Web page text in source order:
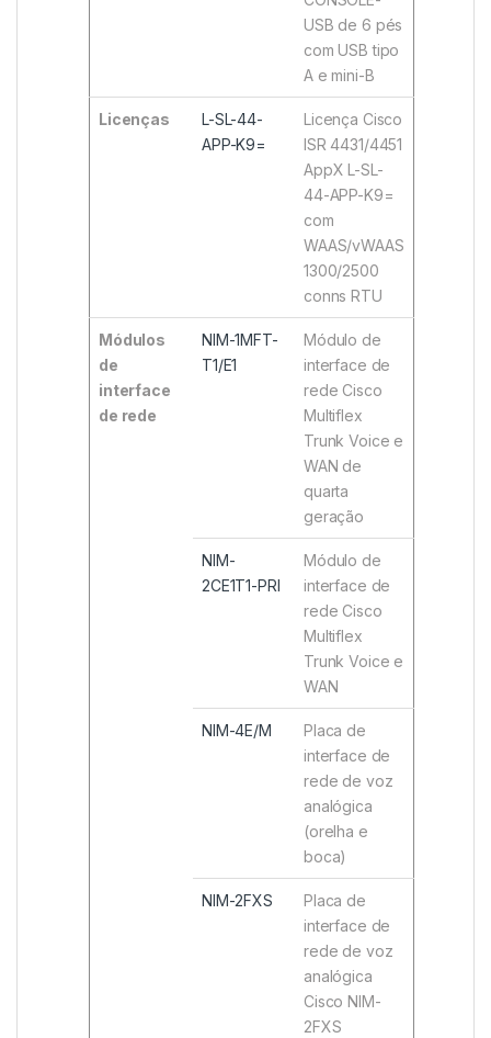
USB de 6 pés
com USB tipo
A e mini-B
Licenças
L-SL-44-
APP-K9=
Licença Cisco
ISR 4431/4451
AppX L-SL-
44-APP-K9=
com
WAAS/vWAAS
1300/2500
conns RTU
Módulos
de
interface
de rede
NIM-1MFT-
T1/E1
Módulo de
interface de
rede Cisco
Multiflex
Trunk Voice e
WAN de
quarta
geração
NIM-
2CE1T1-PRI
Módulo de
interface de
rede Cisco
Multiflex
Trunk Voice e
WAN
NIM-4E/M
Placa de
interface de
rede de voz
analógica
(orelha e
boca)
NIM-2FXS
Placa de
interface de
rede de voz
analógica
Cisco NIM-
2FXS